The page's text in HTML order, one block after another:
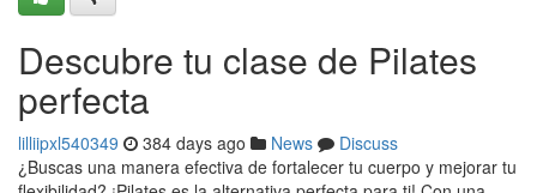
Descubre tu clase de Pilates
perfecta
lilliipxl540349 384 days ago News
Discuss
¿Buscas una manera efectiva de fortalecer tu cuerpo y mejorar tu